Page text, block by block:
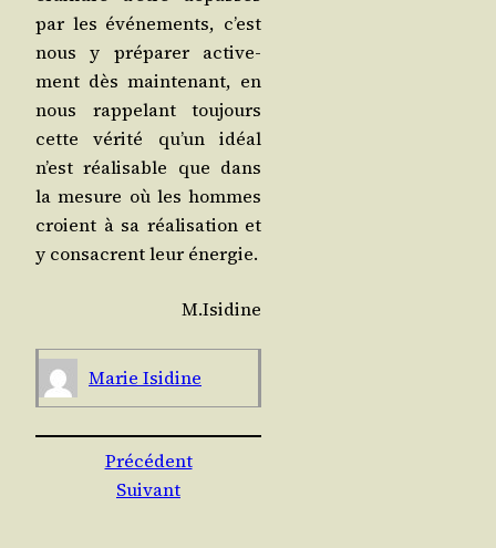
par les évé­ne­ments, c’est
nous y pré­pa­rer acti­ve­
ment dès main­te­nant, en
nous rap­pe­lant tou­jours
cette véri­té qu’un idéal
n’est réa­li­sable que dans
la mesure où les hommes
croient à sa réa­li­sa­tion et
y consacrent leur énergie.
M.Isidine
Marie Isi­dine
Précédent
Suivant